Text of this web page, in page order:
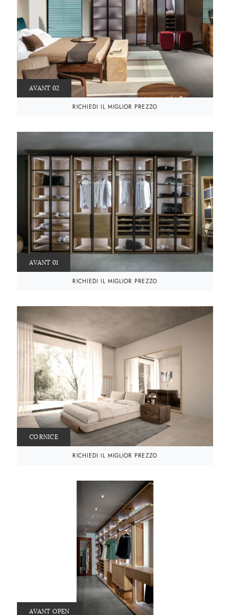
AVANT 02
RICHIEDI IL MIGLIOR PREZZO
AVANT 01
RICHIEDI IL MIGLIOR PREZZO
CORNICE
RICHIEDI IL MIGLIOR PREZZO
AVANT OPEN